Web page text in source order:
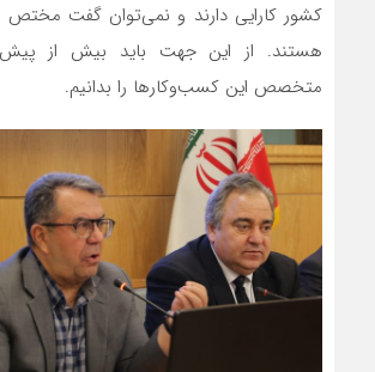
کشور کارایی دارند و نمی‌توان گفت
هستند. از این جهت باید بیش از پیش
متخصص این کسب‌و‌کارها را بدانیم.